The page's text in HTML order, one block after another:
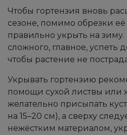
Чтобы гортензия вновь
сезоне, помимо обрезки
правильно укрыть на зиму.
сложного, главное, успеть
чтобы растение не
Укрывать гортензию
помощи сухой листвы или
желательно присыпать
на 15–20 см), а сверху
нежёстким материалом,